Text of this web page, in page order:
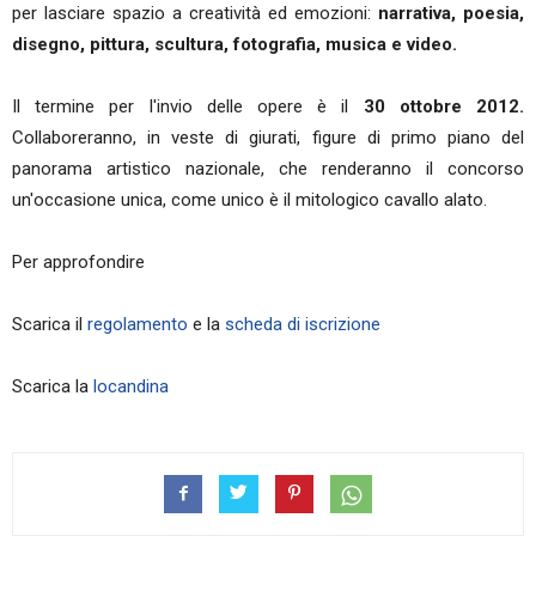
per lasciare spazio a creatività ed emozioni: narrativa, poesia,
disegno, pittura, scultura, fotografia, musica e video.
Il termine per l'invio delle opere è il 30 ottobre 2012.
Collaboreranno, in veste di giurati, figure di primo piano del
panorama artistico nazionale, che renderanno il concorso
un'occasione unica, come unico è il mitologico cavallo alato.
Per approfondire
Scarica il regolamento e la scheda di iscrizione
Scarica la locandina